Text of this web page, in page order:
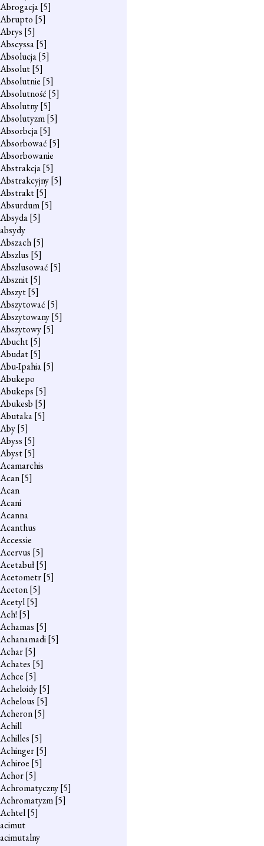
Abrogacja[5]
Abrupto [5]
Abrys [5]
Abscyssa[5]
Absolucja[5]
Absolut[5]
Absolutnie [5]
Absolutność [5]
Absolutny[5]
Absolutyzm[5]
Absorbcja[5]
Absorbować [5]
Absorbowanie
Abstrakcja[5]
Abstrakcyjny[5]
Abstrakt[5]
Absurdum[5]
Absyda[5]
absydy
Abszach[5]
Abszlus [5]
Abszlusować [5]
Absznit[5]
Abszyt[5]
Abszytować [5]
Abszytowany[5]
Abszytowy[5]
Abucht[5]
Abudat[5]
Abu-Ipahia[5]
Abukepo
Abukeps [5]
Abukesb [5]
Abutaka[5]
Aby[5]
Abyss [5]
Abyst[5]
Acamarchis
Acan[5]
Acan
Acani
Acanna
Acanthus
Accessie
Acervus [5]
Acetabuł[5]
Acetometr[5]
Aceton[5]
Acetyl[5]
Ach! [5]
Achamas [5]
Achanamadi[5]
Achar[5]
Achates [5]
Achce [5]
Acheloidy[5]
Achelous [5]
Acheron[5]
Achill
Achilles [5]
Achinger[5]
Achiroe [5]
Achor[5]
Achromatyczny[5]
Achromatyzm[5]
Achtel[5]
acimut
acimutalny